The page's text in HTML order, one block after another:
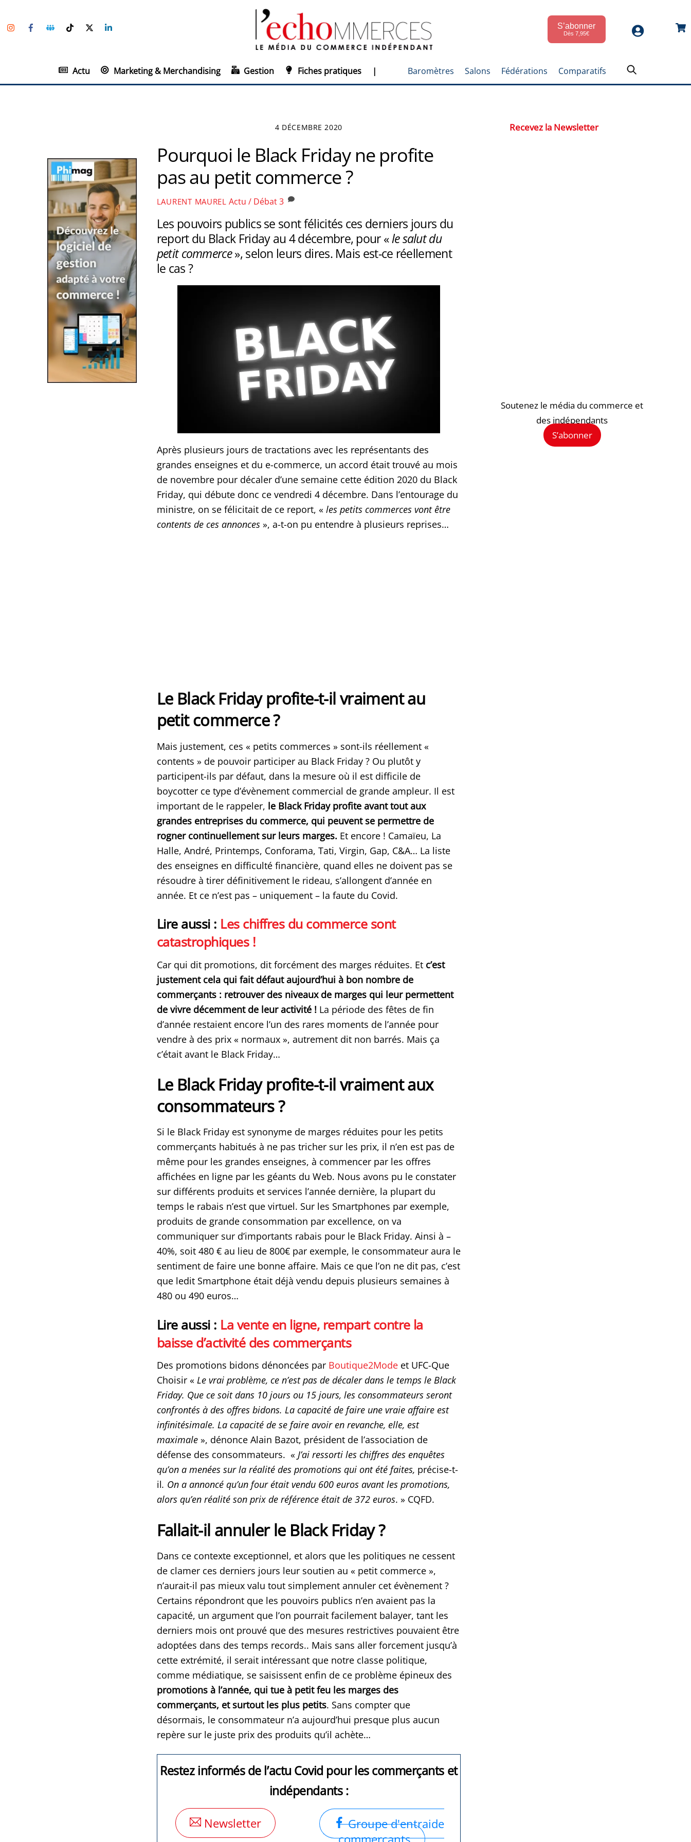
to
InstagramFacebookGroupe
Facebook
TikTokTwitter S’abonner
Dès 7,95€
Actu Marketing & Merchandising Gestion Fiches pratiques | Baromètres Salons Fédérations Comparatifs
4 DÉCEMBRE 2020
Pourquoi le Black Friday ne profite
pas au petit commerce ?
LAURENT MAUREL Actu / Débat3
Les pouvoirs publics se sont félicités ces derniers jours du
report du Black Friday au 4 décembre, pour «le salut du
petit commerce», selon leurs dires. Mais est-ce réellement
le cas ?
Après plusieurs jours de tractations avec les représentants des
grandes enseignes et du e-commerce, un accord était trouvé au mois
de novembre pour décaler d’une semaine cette édition 2020 du Black
Friday, qui débute donc ce vendredi 4 décembre. Dans l’entourage du
ministre, on se félicitait de ce report, « les petits commerces vont être
contents de ces annonces», a-t-on pu entendre à plusieurs reprises…
Le Black Friday profite-t-il vraiment au
petit commerce ?
Mais justement, ces « petits commerces » sont-ils réellement «
contents » de pouvoir participer au Black Friday ? Ou plutôt y
participent-ils par défaut, dans la mesure où il est difficile de
boycotter ce type d’évènement commercial de grande ampleur. Il est
important de le rappeler, le Black Friday profite avant tout aux
grandes entreprises du commerce, qui peuvent se permettre de
rogner continuellement sur leurs marges.Et encore ! Camaïeu, La
Halle, André, Printemps, Conforama, Tati, Virgin, Gap, C&A… La liste
des enseignes en difficulté financière, quand elles ne doivent pas se
résoudre à tirer définitivement le rideau, s’allongent d’année en
année. Et ce n’est pas – uniquement – la faute du Covid.
Lire aussi : Les chiffres du commerce sont
catastrophiques !
Car qui dit promotions, dit forcément des marges réduites. Et c’est
justement cela qui fait défaut aujourd’hui à bon nombre de
commerçants : retrouver des niveaux de marges qui leur permettent
de vivre décemment de leur activité !La période des fêtes de fin
d’année restaient encore l’un des rares moments de l’année pour
vendre à des prix « normaux », autrement dit non barrés. Mais ça
c’était avant le Black Friday…
Le Black Friday profite-t-il vraiment aux
consommateurs ?
Si le Black Friday est synonyme de marges réduites pour les petits
commerçants habitués à ne pas tricher sur les prix, il n’en est pas de
même pour les grandes enseignes, à commencer par les offres
affichées en ligne par les géants du Web. Nous avons pu le constater
sur différents produits et services l’année dernière, la plupart du
temps le rabais n’est que virtuel. Sur les Smartphones par exemple,
produits de grande consommation par excellence, on va
communiquer sur d’importants rabais pour le Black Friday. Ainsi à –
40%, soit 480 € au lieu de 800€ par exemple, le consommateur aura le
sentiment de faire une bonne affaire. Mais ce que l’on ne dit pas, c’est
que ledit Smartphone était déjà vendu depuis plusieurs semaines à
480 ou 490 euros…
Lire aussi : La vente en ligne, rempart contre la
baisse d’activité des commerçants
Des promotions bidons dénoncées par Boutique2Modeet UFC-Que
Choisir « Le vrai problème, ce n’est pas de décaler dans le temps le Black
Friday. Que ce soit dans 10 jours ou 15 jours, les consommateurs seront
confrontés à des offres bidons. La capacité de faire une vraie affaire est
infinitésimale. La capacité de se faire avoir en revanche, elle, est
maximale», dénonce Alain Bazot, président de l’association de
défense des consommateurs. « J’ai ressorti les chiffres des enquêtes
qu’on a menées sur la réalité des promotions qui ont été faites, précise-t-
il. On a annoncé qu’un four était vendu 600 euros avant les promotions,
alors qu’en réalité son prix de référence était de 372 euros. » CQFD.
Fallait-il annuler le Black Friday ?
Dans ce contexte exceptionnel, et alors que les politiques ne cessent
de clamer ces derniers jours leur soutien au « petit commerce »,
n’aurait-il pas mieux valu tout simplement annuler cet évènement ?
Certains répondront que les pouvoirs publics n’en avaient pas la
capacité, un argument que l’on pourrait facilement balayer, tant les
derniers mois ont prouvé que des mesures restrictives pouvaient être
adoptées dans des temps records.. Mais sans aller forcement jusqu’à
cette extrémité, il serait intéressant que notre classe politique,
comme médiatique, se saisissent enfin de ce problème épineux des
promotions à l’année, qui tue à petit feu les marges des
commerçants, et surtout les plus petits. Sans compter que
désormais, le consommateur n’a aujourd’hui presque plus aucun
repère sur le juste prix des produits qu’il achète…
Restez informés de l’actu Covid pour les commerçants et
indépendants :
Newsletter
Groupe d'entraide
commerçants
Recevez la Newsletter
Soutenez le média du commerce et
des indépendants
S’abonner